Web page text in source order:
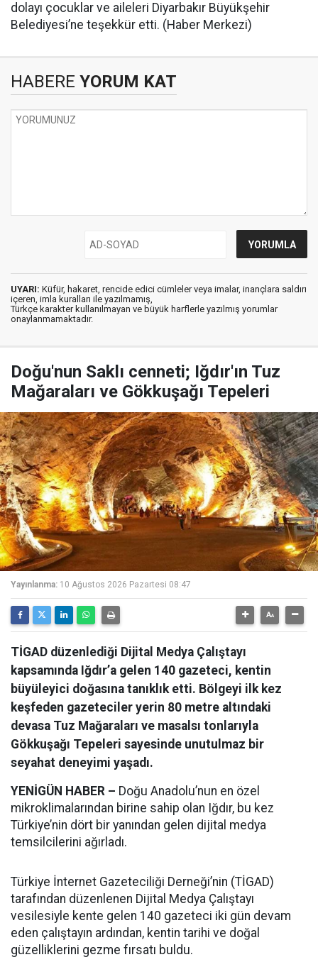
dolayı çocuklar ve aileleri Diyarbakır Büyükşehir
Belediyesi’ne teşekkür etti. (Haber Merkezi)
HABERE YORUM KAT
UYARI: Küfür, hakaret, rencide edici cümleler veya imalar, inançlara saldırı
içeren, imla kuralları ile yazılmamış,
Türkçe karakter kullanılmayan ve büyük harflerle yazılmış yorumlar
onaylanmamaktadır.
Doğu'nun Saklı cenneti; Iğdır'ın Tuz
Mağaraları ve Gökkuşağı Tepeleri
Yayınlanma: 10 Ağustos 2026 Pazartesi 08:47
TİGAD düzenlediği Dijital Medya Çalıştayı
kapsamında Iğdır’a gelen 140 gazeteci, kentin
büyüleyici doğasına tanıklık etti. Bölgeyi ilk kez
keşfeden gazeteciler yerin 80 metre altındaki
devasa Tuz Mağaraları ve masalsı tonlarıyla
Gökkuşağı Tepeleri sayesinde unutulmaz bir
seyahat deneyimi yaşadı.
YENİGÜN HABER – Doğu Anadolu’nun en özel
mikroklimalarından birine sahip olan Iğdır, bu kez
Türkiye’nin dört bir yanından gelen dijital medya
temsilcilerini ağırladı.
Türkiye İnternet Gazeteciliği Derneği’nin (TİGAD)
tarafından düzenlenen Dijital Medya Çalıştayı
vesilesiyle kente gelen 140 gazeteci iki gün devam
eden çalıştayın ardından, kentin tarihi ve doğal
güzelliklerini gezme fırsatı buldu.